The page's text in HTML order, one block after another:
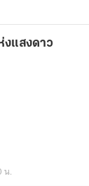
งแสงดาว
น.